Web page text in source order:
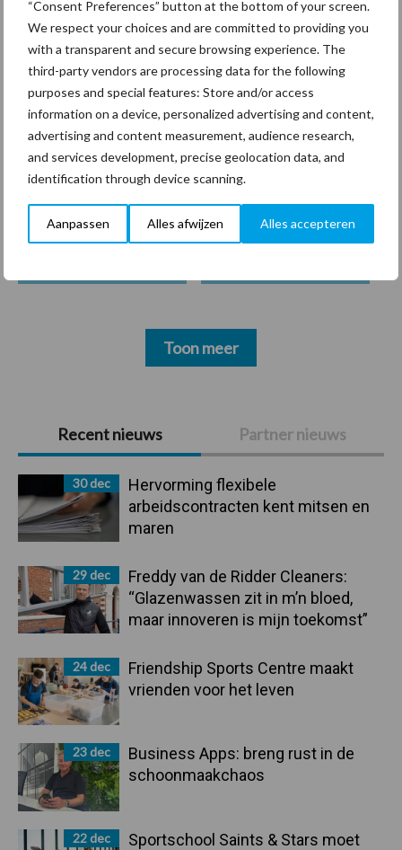
“Consent Preferences” button at the bottom of your screen.
We respect your choices and are committed to providing you
with a transparent and secure browsing experience. The
third-party vendors are processing data for the following
purposes and special features: Store and/or access
information on a device, personalized advertising and content,
advertising and content measurement, audience research,
and services development, precise geolocation data, and
identification through device scanning.
Aanpassen Alles afwijzen Alles accepteren
Primaire
Sidebar
Recent nieuws Partner nieuws
30 dec
Hervorming flexibele
arbeidscontracten kent mitsen en
maren
29 dec
Freddy van de Ridder Cleaners:
“Glazenwassen zit in m’n bloed,
maar innoveren is mijn toekomst”
24 dec
Friendship Sports Centre maakt
vrienden voor het leven
23 dec
Business Apps: breng rust in de
schoonmaakchaos
22 dec
Sportschool Saints & Stars moet
Cleaners: “Glazenwassen
zit in m’n bloed, maar
innoveren is mijn toekomst”
Thema's Vakpartners
Coronavirus UVC
Toon meer